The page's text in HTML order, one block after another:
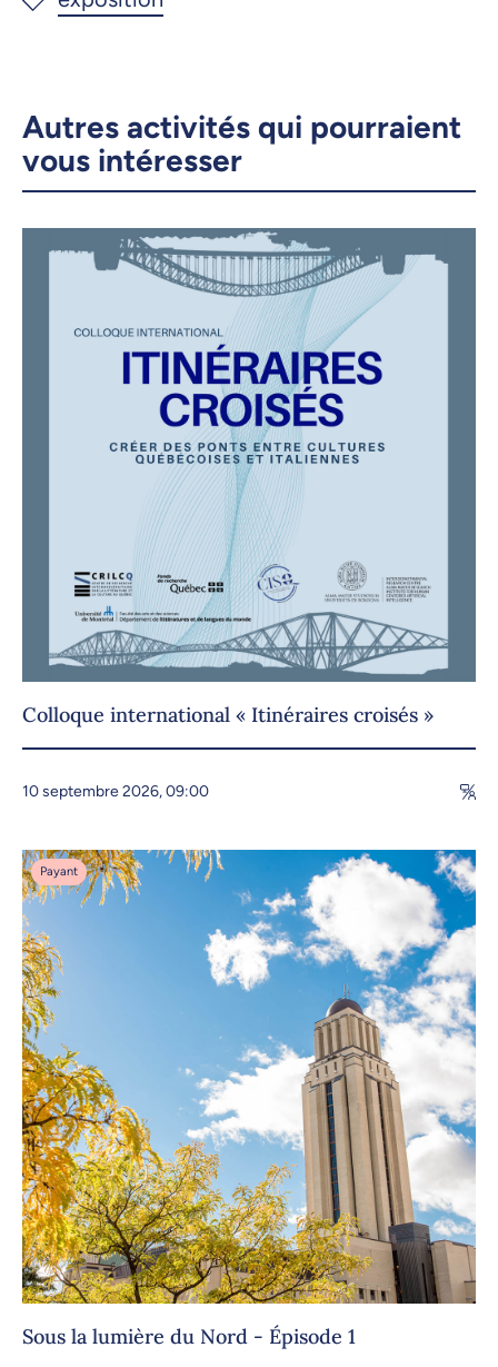
Autres activités qui pourraient
vous intéresser
Colloque international « Itinéraires croisés »
10 septembre 2026, 09:00
Payant
Sous la lumière du Nord - Épisode 1